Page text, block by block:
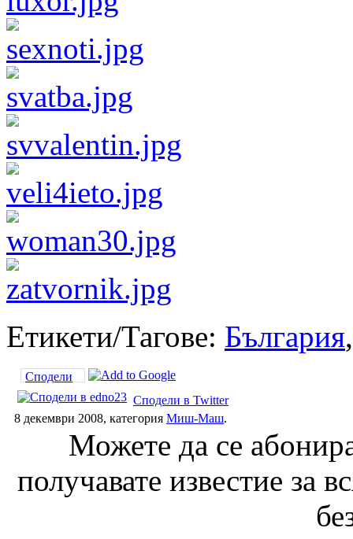
Етикети/Тагове: България
Сподели
Сподели в Twitter
8 декември 2008, категория Миш-Маш.
Можете да се
получавате известие за